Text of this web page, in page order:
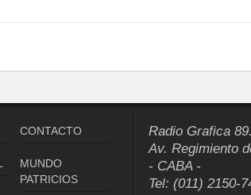
CONTACTO
MUNDO
PATRICIOS
Radio Grafica
Av. Regimiento
- CABA -
Tel: (011) 2150-